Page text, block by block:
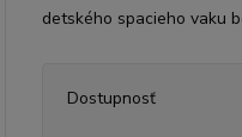
detského spacieho vaku
Dostupnosť